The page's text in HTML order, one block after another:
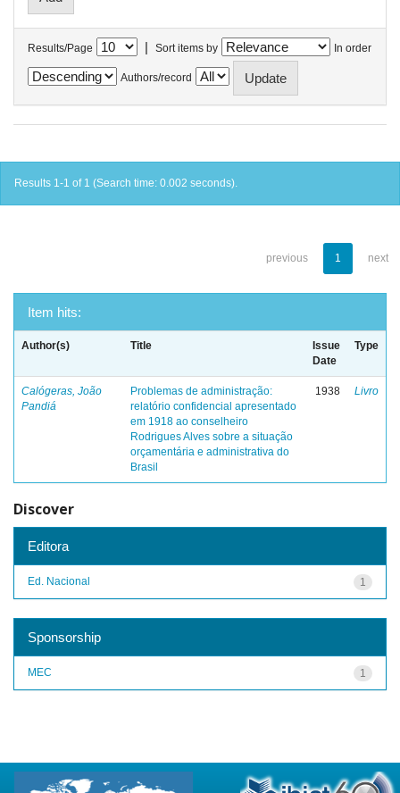
Results/Page | Sort items by In order
Authors/record
Results 1-1 of 1 (Search time: 0.002 seconds).
previous 1 next
Item hits:
Author(s) Title
Issue
Date
Type
Calógeras, João
Pandiá
Problemas de administração:
relatório confidencial apresentado
em 1918 ao conselheiro
Rodrigues Alves sobre a situação
orçamentária e administrativa do
Brasil
1938 Livro
Discover
Editora
1
Ed. Nacional
Sponsorship
1
MEC